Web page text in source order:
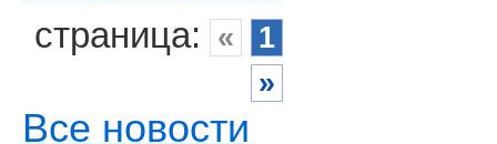
страница: «
1
»
Все новости